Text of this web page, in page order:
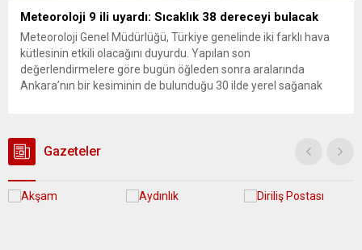
Meteoroloji 9 ili uyardı: Sıcaklık 38 dereceyi bulacak
Meteoroloji Genel Müdürlüğü, Türkiye genelinde iki farklı hava
kütlesinin etkili olacağını duyurdu. Yapılan son
değerlendirmelere göre bugün öğleden sonra aralarında
Ankara’nın bir kesiminin de bulunduğu 30 ilde yerel sağanak
Gazeteler